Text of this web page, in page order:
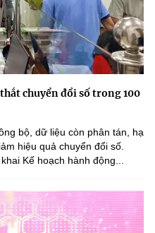
chuyển đổi số trong 100
bộ, dữ liệu còn phân tán, hạ
hiệu quả chuyển đổi số.
Kế hoạch hành động...